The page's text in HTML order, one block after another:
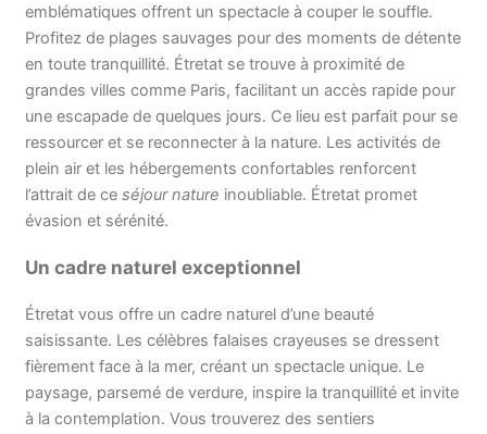
emblématiques offrent un spectacle à couper le souffle.
Profitez de plages sauvages pour des moments de détente
en toute tranquillité. Étretat se trouve à proximité de
grandes villes comme Paris, facilitant un accès rapide pour
une escapade de quelques jours. Ce lieu est parfait pour se
ressourcer et se reconnecter à la nature. Les activités de
plein air et les hébergements confortables renforcent
l’attrait de ce séjour nature inoubliable. Étretat promet
évasion et sérénité.
Un cadre naturel exceptionnel
Étretat vous offre un cadre naturel d’une beauté
saisissante. Les célèbres falaises crayeuses se dressent
fièrement face à la mer, créant un spectacle unique. Le
paysage, parsemé de verdure, inspire la tranquillité et invite
à la contemplation. Vous trouverez des sentiers